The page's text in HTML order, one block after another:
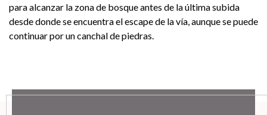
para alcanzar la zona de bosque antes de la última subida
desde donde se encuentra el escape de la vía, aunque se puede
continuar por un canchal de piedras.